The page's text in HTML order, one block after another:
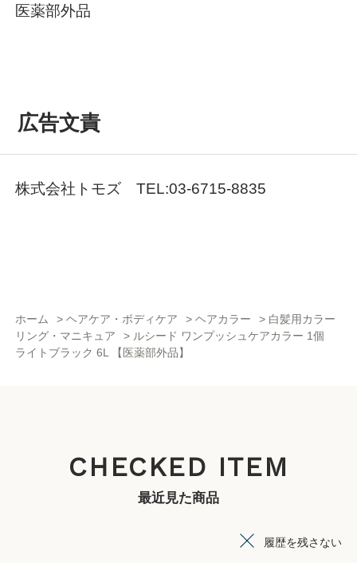
医薬部外品
広告文責
株式会社トモズ TEL:03-6715-8835
ホーム >ヘアケア・ボディケア >ヘアカラー > 白髪用カラー
リング・マニキュア
> ルシード ワンプッシュケアカラー 1個
ライトブラック 6L 【医薬部外品】
CHECKED ITEM
最近見た商品
履歴を残さない